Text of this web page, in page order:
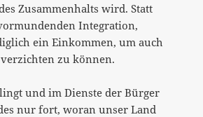
Zusammenhalts wird. Statt
Integration,
ein Einkommen, um auch
zu können.
und im Dienste der Bürger
nur fort, woran unser Land